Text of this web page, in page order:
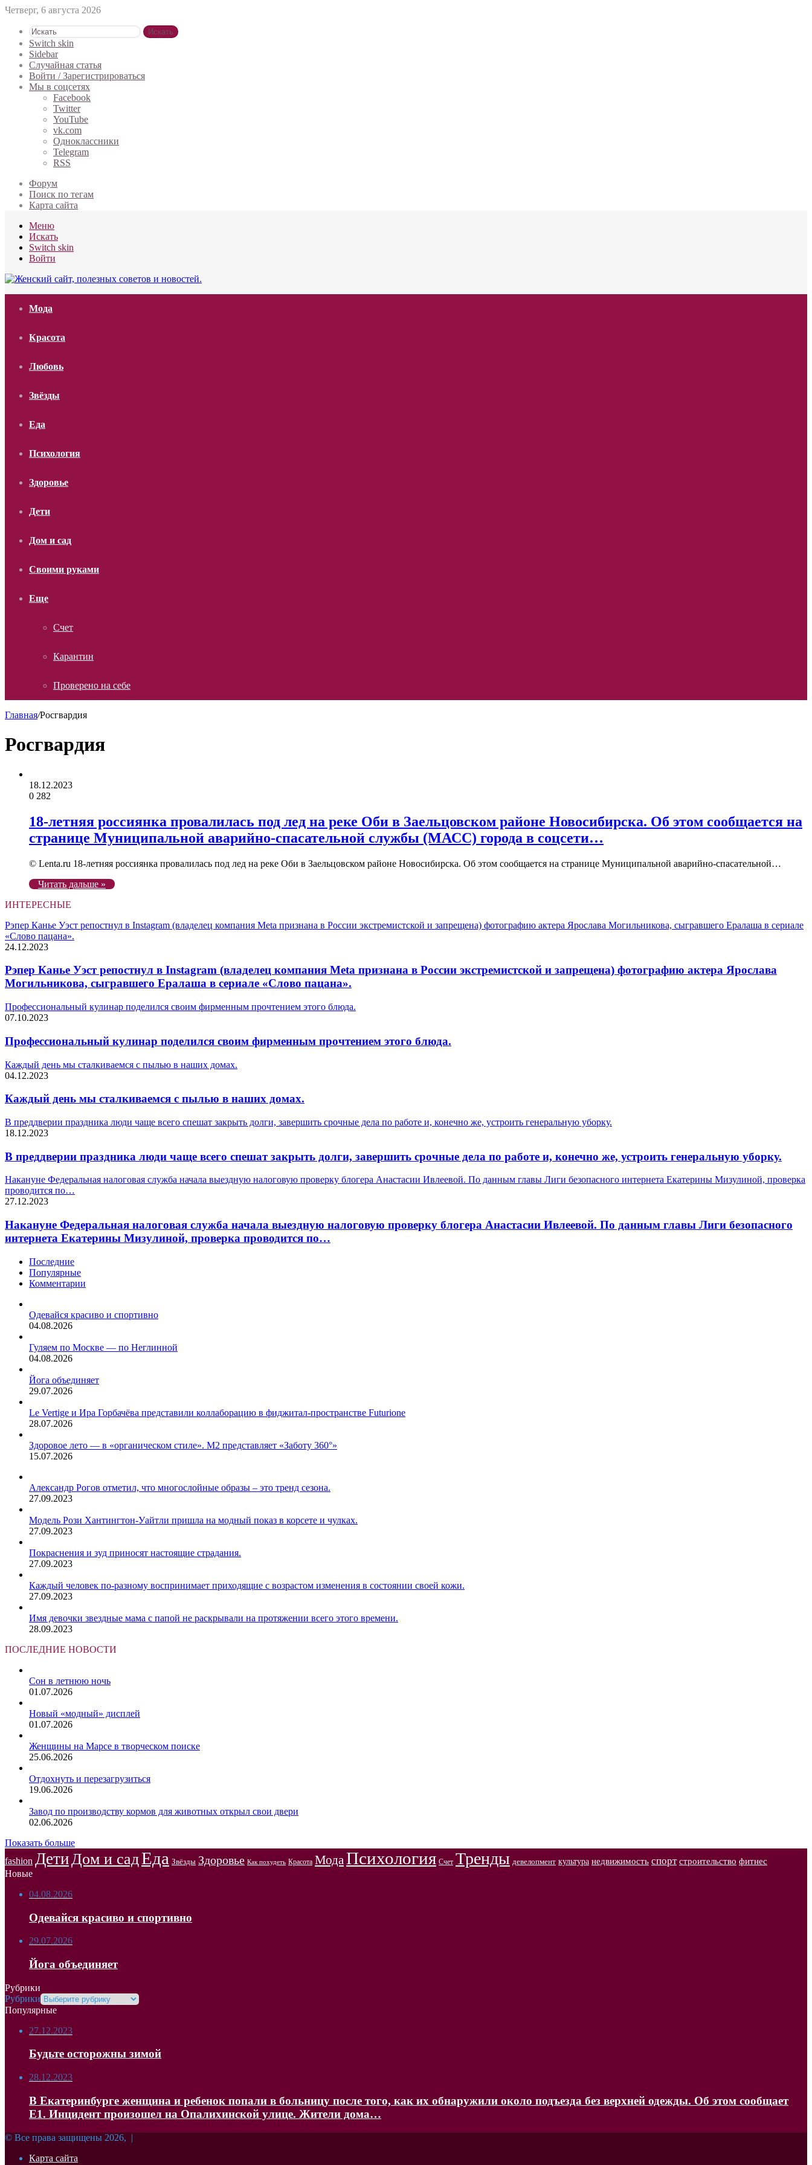
Четверг, 6 августа 2026
Искать
Switch skin
Sidebar
Случайная статья
Войти / Зарегистрироваться
Мы в соцсетях
Facebook
Twitter
YouTube
vk.com
Одноклассники
Telegram
RSS
Форум
Поиск по тегам
Карта сайта
Меню
Искать
Switch skin
Войти
Мода
Красота
Любовь
Звёзды
Еда
Психология
Здоровье
Дети
Дом и сад
Своими руками
Еще
Счет
Карантин
Проверено на себе
Главная/Росгвардия
Росгвардия
18.12.2023
0 282
18-летняя россиянка провалилась под лед на реке Оби в Заельцовском районе Новосибирска. Об этом сообщается на
странице Муниципальной аварийно-спасательной службы (МАСС) города в соцсети…
© Lenta.ru 18-летняя россиянка провалилась под лед на реке Оби в Заельцовском районе Новосибирска. Об этом сообщается на странице Муниципальной аварийно-спасательной…
Читать дальше »
ИНТЕРЕСНЫЕ
Рэпер Канье Уэст репостнул в Instagram (владелец компания Meta признана в России экстремистской и запрещена) фотографию актера Ярослава Могильникова, сыгравшего Ералаша в сериале
«Слово пацана».
24.12.2023
Рэпер Канье Уэст репостнул в Instagram (владелец компания Meta признана в России экстремистской и запрещена) фотографию актера Ярослава
Могильникова, сыгравшего Ералаша в сериале «Слово пацана».
Профессиональный кулинар поделился своим фирменным прочтением этого блюда.
07.10.2023
Профессиональный кулинар поделился своим фирменным прочтением этого блюда.
Каждый день мы сталкиваемся с пылью в наших домах.
04.12.2023
Каждый день мы сталкиваемся с пылью в наших домах.
В преддверии праздника люди чаще всего спешат закрыть долги, завершить срочные дела по работе и, конечно же, устроить генеральную уборку.
18.12.2023
В преддверии праздника люди чаще всего спешат закрыть долги, завершить срочные дела по работе и, конечно же, устроить генеральную уборку.
Накануне Федеральная налоговая служба начала выездную налоговую проверку блогера Анастасии Ивлеевой. По данным главы Лиги безопасного интернета Екатерины Мизулиной, проверка
проводится по…
27.12.2023
Накануне Федеральная налоговая служба начала выездную налоговую проверку блогера Анастасии Ивлеевой. По данным главы Лиги безопасного
интернета Екатерины Мизулиной, проверка проводится по…
Последние
Популярные
Комментарии
Одевайся красиво и спортивно
04.08.2026
Гуляем по Москве — по Неглинной
04.08.2026
Йога объединяет
29.07.2026
Le Vertige и Ира Горбачёва представили коллаборацию в фиджитал-пространстве Futurione
28.07.2026
Здоровое лето — в «органическом стиле». М2 представляет «Заботу 360°»
15.07.2026
Александр Рогов отметил, что многослойные образы – это тренд сезона.
27.09.2023
Модель Рози Хантингтон-Уайтли пришла на модный показ в корсете и чулках.
27.09.2023
Покраснения и зуд приносят настоящие страдания.
27.09.2023
Каждый человек по-разному воспринимает приходящие с возрастом изменения в состоянии своей кожи.
27.09.2023
Имя девочки звездные мама с папой не раскрывали на протяжении всего этого времени.
28.09.2023
ПОСЛЕДНИЕ НОВОСТИ
Сон в летнюю ночь
01.07.2026
Новый «модный» дисплей
01.07.2026
Женщины на Марсе в творческом поиске
25.06.2026
Отдохнуть и перезагрузиться
19.06.2026
Завод по производству кормов для животных открыл свои двери
02.06.2026
Показать больше
fashion ДетиДом и садЕда Звёзды Здоровье Как похудеть Красота Мода Психология Счет Тренды девелопмент культура недвижимость спорт строительство фитнес
Новые
04.08.2026
Одевайся красиво и спортивно
29.07.2026
Йога объединяет
Рубрики
Рубрики
Популярные
27.12.2023
Будьте осторожны зимой
28.12.2023
В Екатеринбурге женщина и ребенок попали в больницу после того, как их обнаружили около подъезда без верхней одежды. Об этом сообщает
Е1. Инцидент произошел на Опалихинской улице. Жители дома…
© Все права защищены 2026, |
Карта сайта